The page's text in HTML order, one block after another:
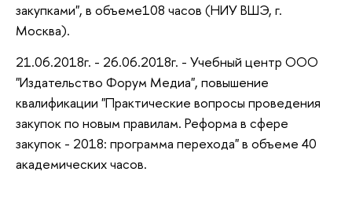
закупками", в объеме108 часов (НИУ ВШЭ, г.
Москва).
21.06.2018г. - 26.06.2018г. - Учебный центр ООО
"Издательство Форум Медиа", повышение
квалификации "Практические вопросы проведения
закупок по новым правилам. Реформа в сфере
закупок - 2018: программа перехода" в объеме 40
академических часов.